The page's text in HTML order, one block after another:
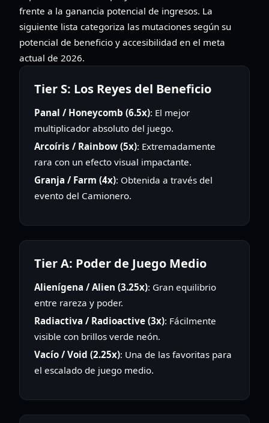
frente a la ganancia potencial de ingresos. La
siguiente lista categoriza las mutaciones según su
potencial de beneficio y accesibilidad en el meta
actual de 2026.
Tier S: Los Reyes del Beneficio
Panal / Honeycomb (6.5x): El mejor
multiplicador absoluto del juego.
Arcoíris / Rainbow (5x): Extremadamente
rara con un efecto visual impactante.
Granja / Farm (4x): Obtenida a través del
evento del Camionero.
Tier A: Poder de Juego Medio
Alienígena / Alien (3.25x): Gran equilibrio
entre rareza y poder.
Radiactiva / Radioactive (3x): Fácilmente
visible con brillos verde neón.
Vacío / Void (2.25x): Una de las favoritas para
el escalado de juego medio.